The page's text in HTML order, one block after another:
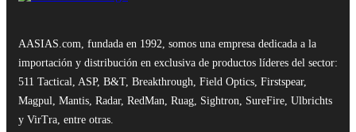
AASIAS.com, fundada en 1992, somos una empresa dedicada a la
importación y distribución en exclusiva de productos líderes del sector:
511 Tactical, ASP, B&T, Breakthrough, Field Optics, Firstspear,
Magpul, Mantis, Radar, RedMan, Ruag, Sightron, SureFire, Ulbrichts
y VirTra, entre otras.